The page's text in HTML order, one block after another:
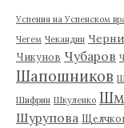
Успения на Успенском
Чегем Чекандин
Чикунов Чубаров
Шапошников
Шифрин Шкуленко
Шурупова